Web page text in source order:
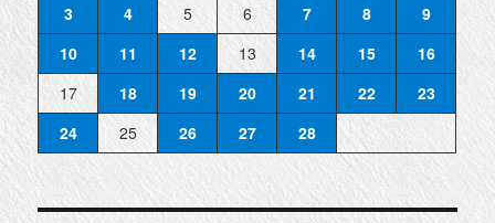
3
4 5 6 7 8
9
10
11 12 13 14 15
16
17
18 19 20 21 22
23
24
25 26 27 28